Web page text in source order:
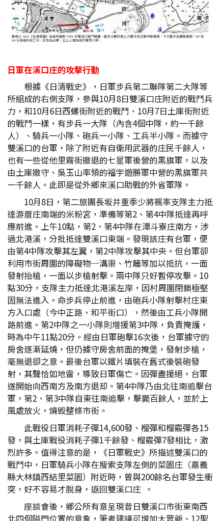
日軍在溪口庄的攻擊行動
根據《日清戰史》，日軍步兵第二聯隊第二大隊等
所組成的右側支隊，參與10月8日雙溪口庄附近的戰鬥兵
力，和10月6日西螺街附近的戰鬥、10月7日土庫街附近
的戰鬥一樣，有步兵一大隊（內含4個中隊，約一千餘
人）、騎兵一小隊、砲兵一小隊、工兵半小隊。而據守
雙溪口的台軍，除了附近有自衛用武器的庄民千餘人，
也有一些從他里霧街撤退的七星軍後營的黑旗軍，以及
由土庫撤守、吳玉山率領的福宇遊勝軍中營的黑旗軍共
一千餘人。此即是從外鄉來溪口助戰的外省軍隊。
10月8日，第二旅團長坂井重季少將親率支隊主力抵
達游厝庄南端的米粉宮，準備等第2、第4中隊抵達再呼
應前進。上午10點，第2、第4中隊在潭斗寮庄南方，涉
過北港溪，分批抵達雙溪口東端。發現該庄有台軍，便
由第4中隊攻擊其左翼，第2中隊攻擊其中央。但台軍卻
利用市街周圍的障礙物─溝渠、竹籬等加以抵抗，一面
發射抬槍，一面以步槍射擊。兩中隊只好暫停攻擊。10
點30分，支隊主力抵達北港溪左岸，因村周圍閉鎖極堅
固無法進入。命步兵停止前進，由砲兵小隊射擊村庄東
方入口處（今中正路、和平街口），然後由工兵小隊開
路前進。第2中隊之一小隊則增援第3中隊，負責掩護，
時為中午11點20分。經由日軍砲擊16次後，台軍據守的
房舍逐漸延燒，但仍據守房舍前面的掩堡，發射步槍，
毫無退卻之意。最後台軍以鐵片填裝在舊式後裝砲發
射，其聲恰如地雷，導致日軍傷亡。因彈盡援絕，台軍
遂開始向西南方及南方退却。第4中隊乃由北往南追擊台
軍，第2、第3中隊自東往南追擊，擊斃百餘人，並於上
風處放火，燒毀整條市街。
此戰役日軍消耗子彈14,600發、榴彈和榴霰彈各15
發，與土庫戰役消耗子彈1千餘發、榴霰彈7發相比，激
烈許多。值得注意的是，《日軍戰史》所描述雙溪口的
戰鬥中，日軍騎兵小隊在搜索支隊左側的菜園庄（嘉義
縣大林鎮西結里菜園）附近時，曾與200餘名台軍發生衝
突，好不容易才脫身，返回雙溪口庄 。
座談會後，鄉公所有意呈現昔日雙溪口市街東南西
北四個隘門位置的意象，筆者建議可增加大眾爺、12聖